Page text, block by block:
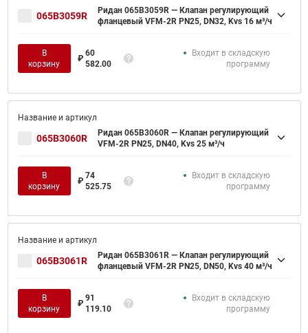
065B3059R
Ридан 065B3059R — Клапан регулирующий
фланцевый VFM-2R PN25, DN32, Kvs 16 м³/ч
В
корзину
₽
60
582.00
Входит в складскую
программу
065B3060R
Ридан 065B3060R — Клапан регулирующий
VFM-2R PN25, DN40, Kvs 25 м³/ч
В
корзину
₽
74
525.75
Входит в складскую
программу
065B3061R
Ридан 065B3061R — Клапан регулирующий
фланцевый VFM-2R PN25, DN50, Kvs 40 м³/ч
В
корзину
₽
91
119.10
Входит в складскую
программу